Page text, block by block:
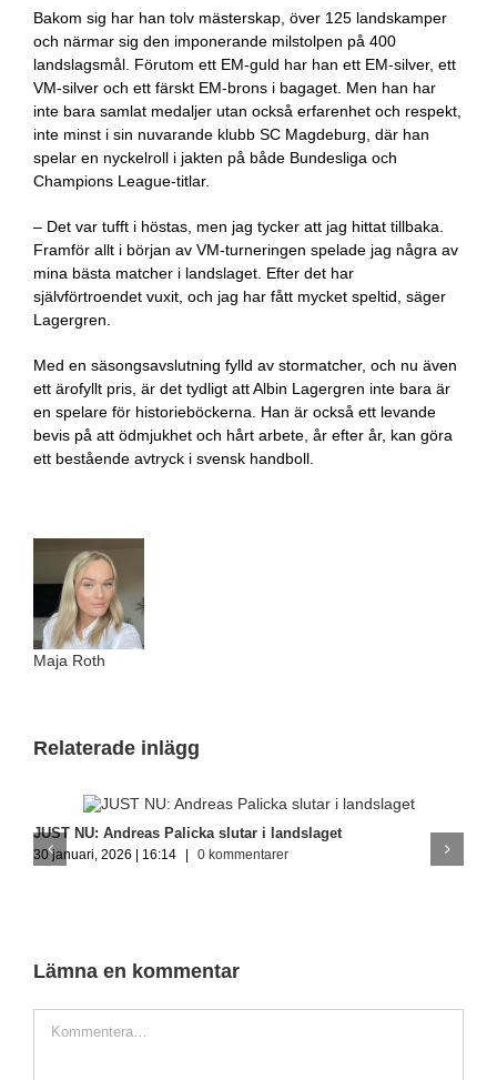
Bakom sig har han tolv mästerskap, över 125 landskamper
och närmar sig den imponerande milstolpen på 400
landslagsmål. Förutom ett EM-guld har han ett EM-silver, ett
VM-silver och ett färskt EM-brons i bagaget. Men han har
inte bara samlat medaljer utan också erfarenhet och respekt,
inte minst i sin nuvarande klubb SC Magdeburg, där han
spelar en nyckelroll i jakten på både Bundesliga och
Champions League-titlar.
– Det var tufft i höstas, men jag tycker att jag hittat tillbaka.
Framför allt i början av VM-turneringen spelade jag några av
mina bästa matcher i landslaget. Efter det har
självförtroendet vuxit, och jag har fått mycket speltid, säger
Lagergren.
Med en säsongsavslutning fylld av stormatcher, och nu även
ett ärofyllt pris, är det tydligt att Albin Lagergren inte bara är
en spelare för historieböckerna. Han är också ett levande
bevis på att ödmjukhet och hårt arbete, år efter år, kan göra
ett bestående avtryck i svensk handboll.
Maja Roth
Relaterade inlägg
JUST NU: Andreas Palicka slutar i landslaget
30 januari, 2026 | 16:14 0 kommentarer
Lämna en kommentar